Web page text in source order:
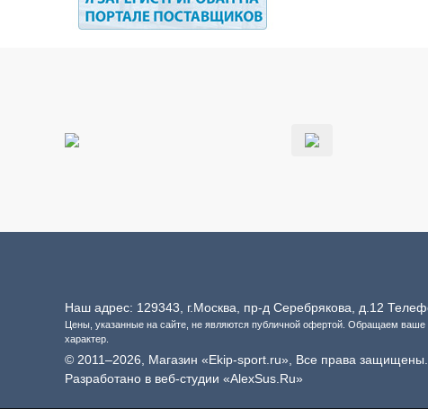
Наш адрес: 129343, г.Москва, пр-д Серебрякова, д.12
Цены, указанные на сайте, не являются публичной офертой. Обращаем
характер.
© 2011–2026, Магазин «Ekip-sport.ru», Все права защищены.
Разработано в веб-студии «AlexSus.Ru»